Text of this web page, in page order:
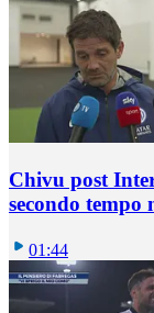
Chivu post
secondo
01:44